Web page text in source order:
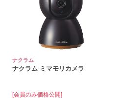
ナクラム
ナクラム ミマモリカメラ
[会員のみ価格公開]